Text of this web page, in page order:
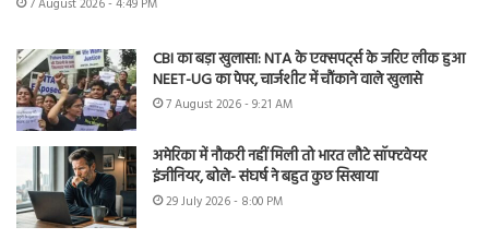
7 August 2026 - 4:49 PM
CBI का बड़ा खुलासा: NTA के एक्सपर्ट्स के जरिए लीक हुआ
NEET-UG का पेपर, चार्जशीट में चौंकाने वाले खुलासे
7 August 2026 - 9:21 AM
अमेरिका में नौकरी नहीं मिली तो भारत लौटे सॉफ्टवेयर
इंजीनियर, बोले- संघर्ष ने बहुत कुछ सिखाया
29 July 2026 - 8:00 PM